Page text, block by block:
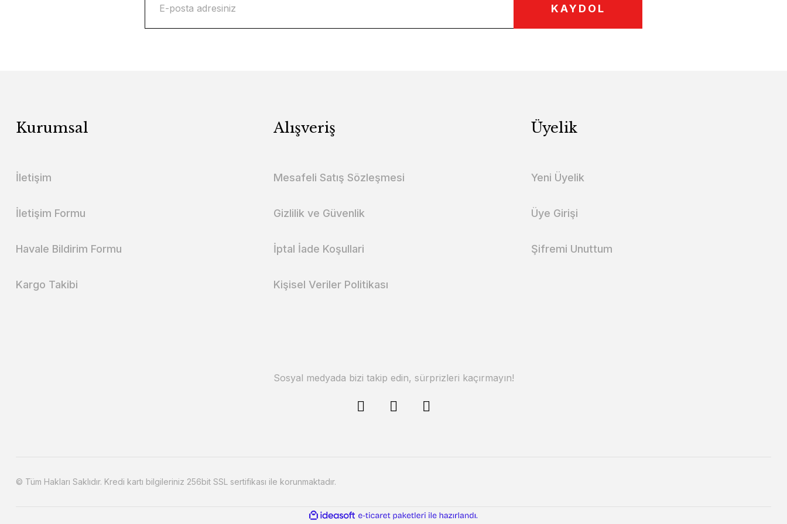
KAYDOL
Kurumsal
İletişim
İletişim Formu
Havale Bildirim Formu
Kargo Takibi
Alışveriş
Mesafeli Satış Sözleşmesi
Gizlilik ve Güvenlik
İptal İade Koşullari
Kişisel Veriler Politikası
Üyelik
Yeni Üyelik
Üye Girişi
Şifremi Unuttum
Sosyal medyada bizi takip edin, sürprizleri kaçırmayın!
© Tüm Hakları Saklıdır. Kredi kartı bilgileriniz 256bit SSL sertifikası ile korunmaktadır.
ideasoft
e-